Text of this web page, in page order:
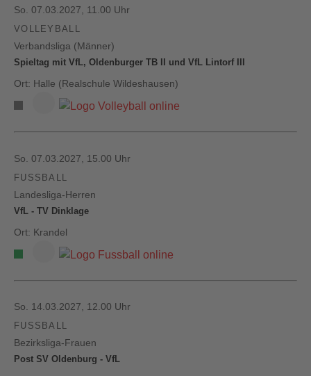
So. 07.03.2027, 11.00 Uhr
VOLLEYBALL
Verbandsliga (Männer)
Spieltag mit VfL, Oldenburger TB II und VfL Lintorf III
Ort: Halle (Realschule Wildeshausen)
So. 07.03.2027, 15.00 Uhr
FUSSBALL
Landesliga-Herren
VfL - TV Dinklage
Ort: Krandel
So. 14.03.2027, 12.00 Uhr
FUSSBALL
Bezirksliga-Frauen
Post SV Oldenburg - VfL